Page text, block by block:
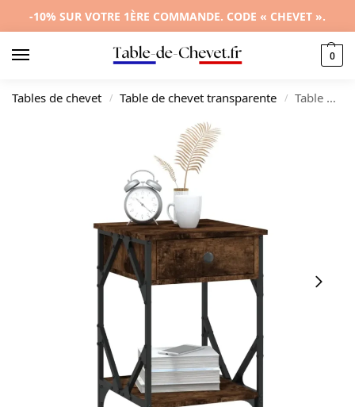
-10% SUR VOTRE 1ÈRE COMMANDE. CODE « CHEVET ».
0
Tables de chevet / Table de chevet transparente / Table de nuit bois gris design moderne transparent étagère, 40x30x50cm